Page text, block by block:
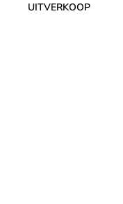
UITVERKOOP